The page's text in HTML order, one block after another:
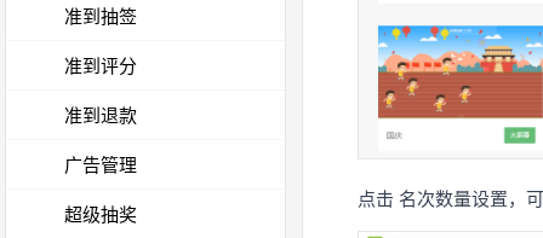
准到抽签
准到评分
准到退款
广告管理
超级抽奖
点击 名次数量设置，